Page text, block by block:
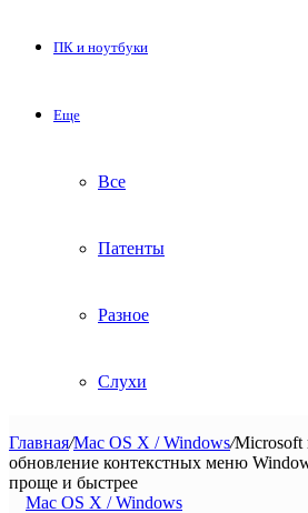
ПК и ноутбуки
Еще
Все
Патенты
Разное
Слухи
Главная/Mac OS X / Windows/Microsoft
обновление контекстных меню
проще и быстрее
Mac OS X / Windows